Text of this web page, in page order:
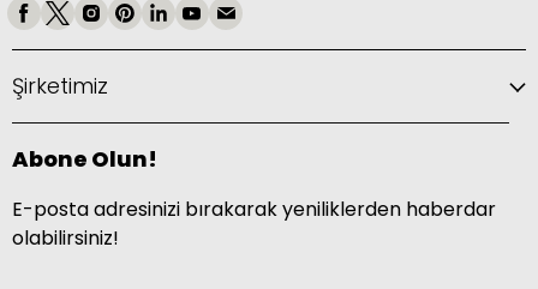
Şirketimiz
Abone Olun!
E-posta adresinizi bırakarak yeniliklerden haberdar
olabilirsiniz!